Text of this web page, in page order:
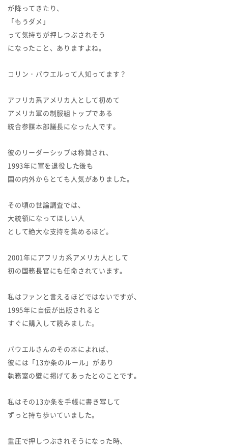
が降ってきたり、
「もうダメ」
って気持ちが押しつぶされそう
になったこと、ありますよね。
コリン・パウエルって人知ってます？
アフリカ系アメリカ人として初めて
アメリカ軍の制服組トップである
統合参謀本部議長になった人です。
彼のリーダーシップは称賛され、
1993年に軍を退役した後も
国の内外からとても人気がありました。
その頃の世論調査では、
大統領になってほしい人
として絶大な支持を集めるほど。
2001年にアフリカ系アメリカ人として
初の国務長官にも任命されています。
私はファンと言えるほどではないですが、
1995年に自伝が出版されると
すぐに購入して読みました。
パウエルさんのその本によれば、
彼には「13か条のルール」があり
執務室の壁に掲げてあったとのことです。
私はその13か条を手帳に書き写して
ずっと持ち歩いていました。
重圧で押しつぶされそうになった時、